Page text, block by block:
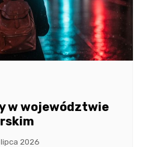
w województwie
lipca 2026